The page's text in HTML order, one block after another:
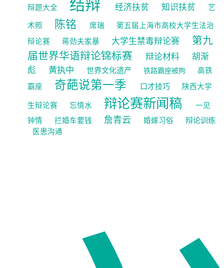
辩题大全 结辩 经济扶贫 知识扶贫 艺
术照 陈铭 席瑞
第五届上海市高校大学生法治
辩论赛
蒋劲夫家暴 大学生禁毒辩论赛
第九
届世界华语辩论锦标赛
辩论材料
胡渐
彪
黄执中 世界文化遗产 铁路霸座被拘
高铁
霸座
奇葩说第一季 口才技巧 陕西大学
生辩论赛 忘情水 辩论赛新闻稿
一见
钟情
拦婚车要钱 詹青云 婚嫁习俗 辩论训练
医患沟通